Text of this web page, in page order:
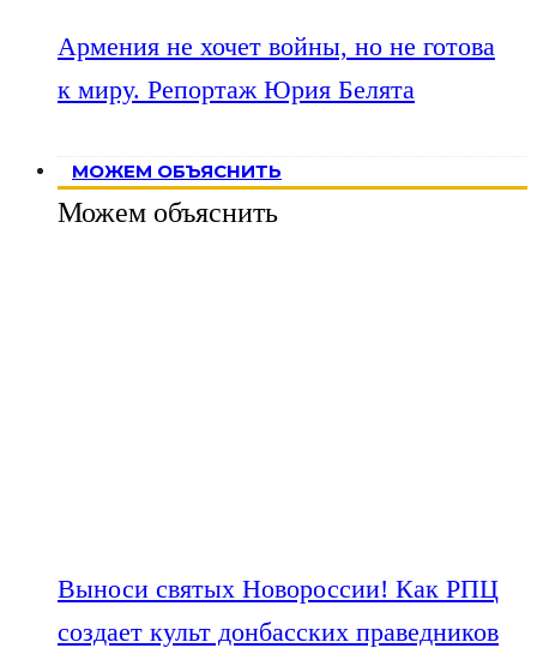
Армения не хочет войны, но не готова
к миру. Репортаж Юрия Белята
МОЖЕМ ОБЪЯСНИТЬ
Можем объяснить
Выноси святых Новороссии! Как РПЦ
создает культ донбасских праведников